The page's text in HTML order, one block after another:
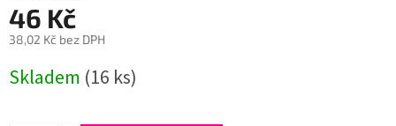
46 Kč
38,02 Kč bez DPH
cena:
Skladem (16 ks)